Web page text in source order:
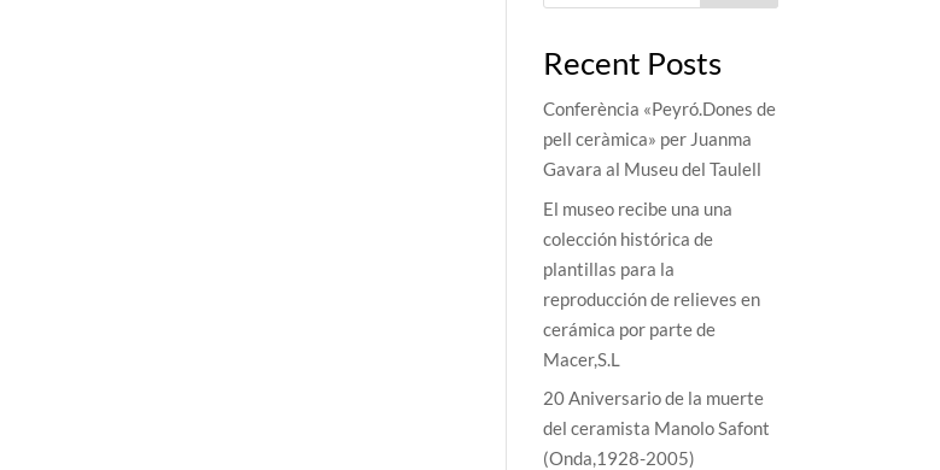
Recent Posts
Conferència «Peyró.Dones de
pell ceràmica» per Juanma
Gavara al Museu del Taulell
El museo recibe una una
colección histórica de
plantillas para la
reproducción de relieves en
cerámica por parte de
Macer,S.L
20 Aniversario de la muerte
del ceramista Manolo Safont
(Onda,1928-2005)